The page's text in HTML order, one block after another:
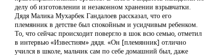
делу об изготовлении и незаконном хранении взрывчатки.
Дядя Малика Мухарбек Гандалоев рассказал, что его
племянник в детстве был спокойным и усидчивым ребенком.
То, что сейчас происходит повергло в шок всю семью, отметил
в интервью «Известиям» дядя. «Он [племянник] отлично
учился в школе, мальчик сам по себе домашний был, даже